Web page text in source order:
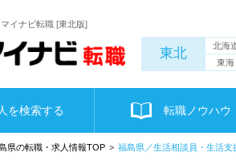
イナビ転職 [東北版]
東北 北海
東海
を検索する 転職ノウハウ
県の転職・求人情報TOP 福島県／生活相談員・生活